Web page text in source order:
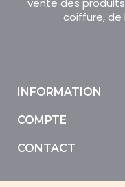
coiffure,
INFORMATION
COMPTE
CONTACT